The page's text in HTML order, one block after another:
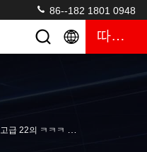
86--182 1801 0948
따옴표
고급 22의 ㅋㅋㅋ 금속 캐비넷 WMS 550 생명은 터치 스크린 게임기로 ㅋㅋㅋ 조금씩 움직입니다